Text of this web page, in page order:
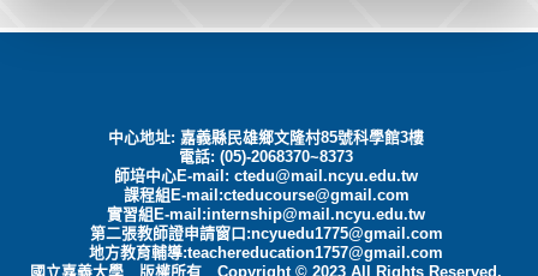
中心地址: 嘉義縣民雄鄉文隆村85號科學館3樓
電話: (05)-2068370~8373
師培中心E-mail:ctedu@mail.ncyu.edu.tw
課程組E-mail:cteducourse@gmail.com
實習組E-mail:internship@mail.ncyu.edu.tw
第二張教師證申請窗口:ncyuedu1775@gmail.com
地方教育輔導:teachereducation1757@gmail.com
國立嘉義大學 版權所有 Copyright © 2023 All Rights Reserved.